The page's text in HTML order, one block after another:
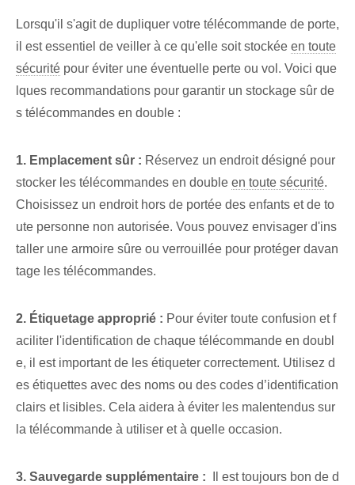
Lorsqu'il s'agit de dupliquer votre télécommande de porte,
il est essentiel de veiller à ce qu'elle soit stockée en toute
sécurité pour éviter une éventuelle perte ou vol. Voici que
lques recommandations pour garantir un stockage sûr de
s télécommandes en double :
1. Emplacement sûr : Réservez un endroit désigné pour
stocker les télécommandes en double en toute sécurité.
Choisissez un endroit hors de portée des enfants et de to
ute personne non autorisée. Vous pouvez envisager d'ins
taller une armoire sûre ou verrouillée pour protéger davan
tage les télécommandes.
2. Étiquetage approprié : Pour éviter toute confusion et f
aciliter l'identification de chaque télécommande en doubl
e, il est important de les étiqueter correctement. Utilisez d
es étiquettes avec des noms ou des codes d’identification
clairs et lisibles. Cela aidera à éviter les malentendus sur
la télécommande à utiliser et à quelle occasion.
3. Sauvegarde supplémentaire : ⁤ Il est toujours bon de d